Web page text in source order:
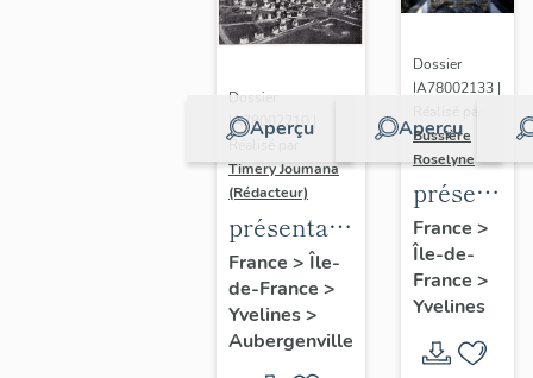
Aperçu
Dossier
IA78002210 |
Réalisé par
Timery Joumana
(Rédacteur)
présentation
de l'étude
d'Elisabethville
France > Île-
de-France >
Yvelines>
Aubergenville
Aperçu
Dossier
IA78002133 |
Bussière
Roselyne
du
diagnostic
et
France >
Île-de-
France >
Yvelines